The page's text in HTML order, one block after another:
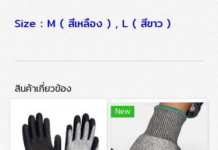
Size : M ( สีเหลือง ) , L ( สีขาว )
สินค้าเกี่ยวข้อง
New